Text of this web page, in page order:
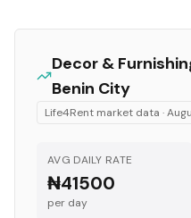
Decor &
Benin City
Life4Rent market data ·
AVG DAILY RATE
₦41500
per day